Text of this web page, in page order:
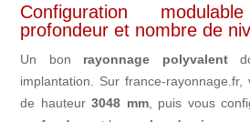
Configuration
profondeur et nombre de
Un bon rayonnage polyvalent
implantation. Sur france-rayonnage.fr,
de hauteur3048 mm, puis vous